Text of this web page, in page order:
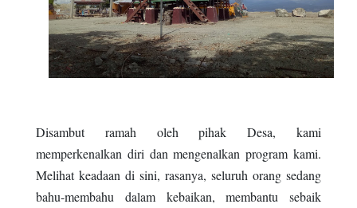
Disambut ramah oleh pihak Desa, kami
memperkenalkan diri dan mengenalkan program kami.
Melihat keadaan di sini, rasanya, seluruh orang sedang
bahu-membahu dalam kebaikan, membantu sebaik